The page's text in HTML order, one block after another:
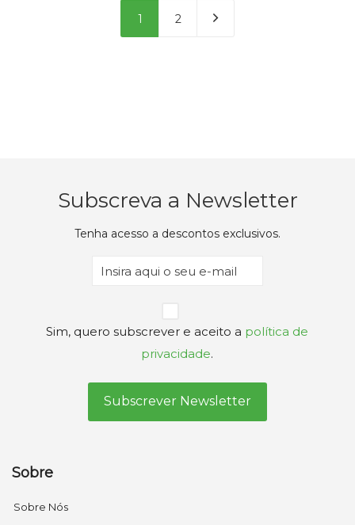
1 2
Subscreva a Newsletter
Tenha acesso a descontos exclusivos.
Email
(Obrigatório)
Sim, quero subscrever e aceito a política de
privacidade.
Sobre
Sobre Nós